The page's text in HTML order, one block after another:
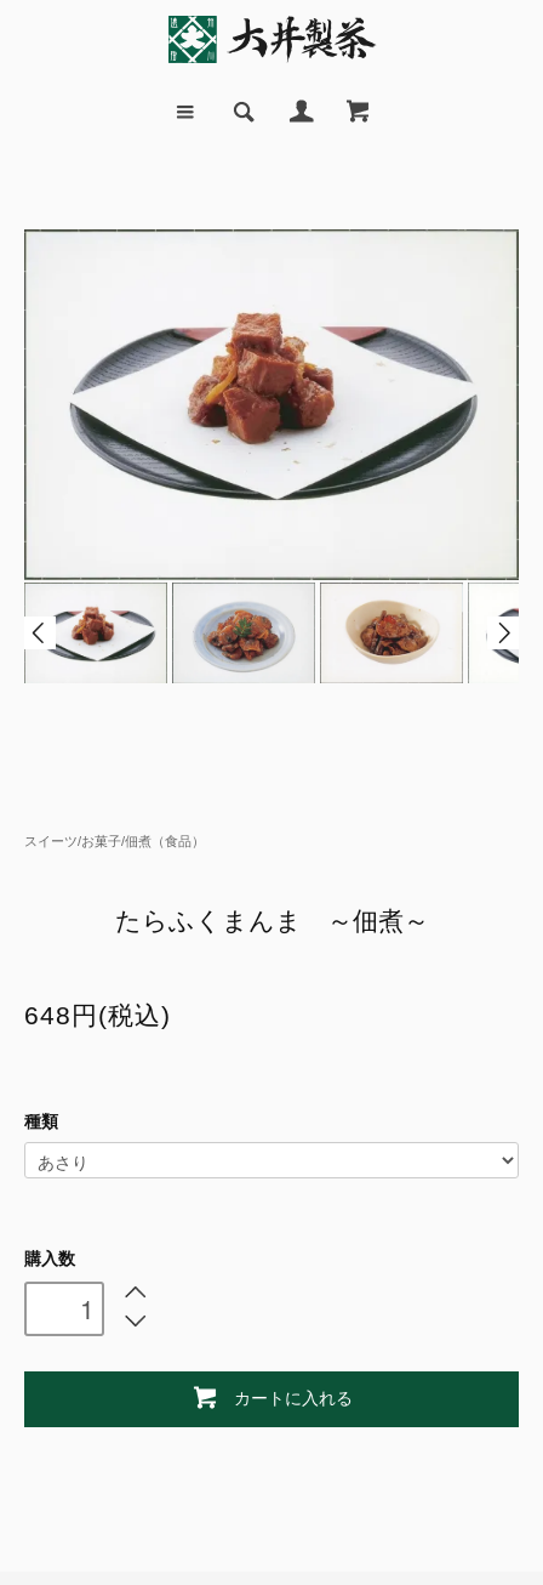
スイーツ/お菓子/佃煮（食品）
たらふくまんま ～佃煮～
648円(税込)
種類
購入数
カートに入れる